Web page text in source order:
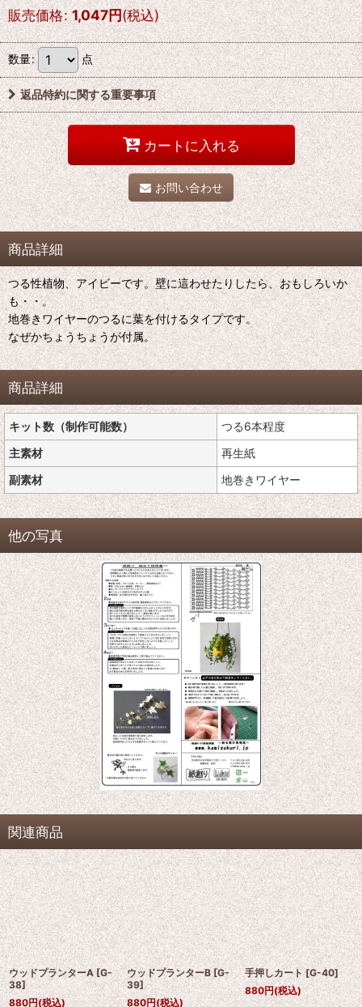
販売価格: 1,047円(税込)
数量: 点
返品特約に関する重要事項
カートに入れる
お問い合わせ
商品詳細
つる性植物、アイビーです。壁に這わせたりしたら、おもしろいか
も・・。
地巻きワイヤーのつるに葉を付けるタイプです。
なぜかちょうちょうが付属。
商品詳細
キット数（制作可能数）
つる6本程度
主素材
再生紙
副素材
地巻きワイヤー
他の写真
関連商品
ウッドプランターA [G-
38]
880円(税込)
ウッドプランターB [G-
39]
880円(税込)
手押しカート [G-40]
880円(税込)